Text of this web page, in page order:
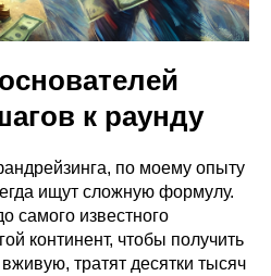
к раунду
по моему опыту
ищут сложную формулу.
самого известного
континент, чтобы получить
тратят десятки тысяч